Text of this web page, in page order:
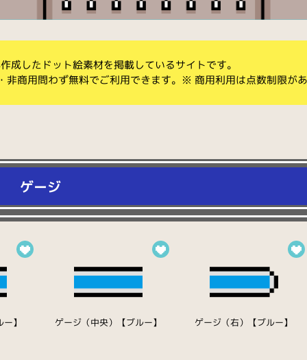
したドット絵素材を掲載しているサイトです。
非商用問わず無料でご利用できます。※ 商用利用は点数制限が
ゲージ
】 ゲージ（中央）【ブルー】 ゲージ（右）【ブルー】